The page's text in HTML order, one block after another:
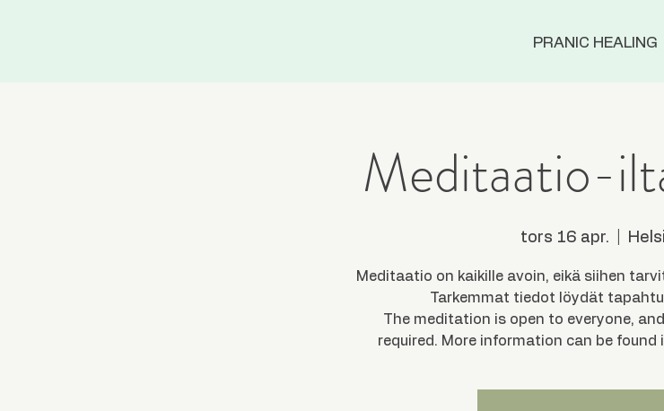
PRANIC HEALING
Meditaatio-
tors 16 apr.
Meditaatio on kaikille avoin, eikä siihen
Tarkemmat tiedot löydät
The meditation is open to everyone,
required. More information can be